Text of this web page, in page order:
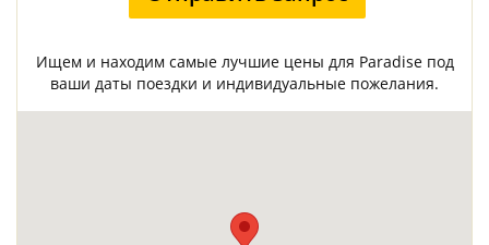
Ищем и находим самые лучшие цены для Paradise под
ваши даты поездки и индивидуальные пожелания.